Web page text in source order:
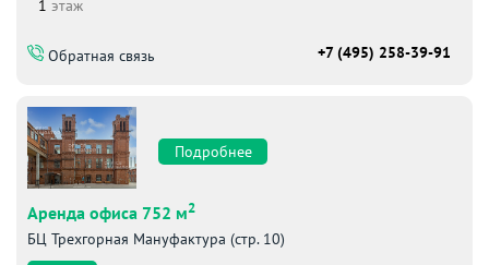
1 этаж
Обратная связь +7 (495) 258-39-91
Подробнее
Аренда офиса 752 м2
БЦ Трехгорная Мануфактура (стр. 10)